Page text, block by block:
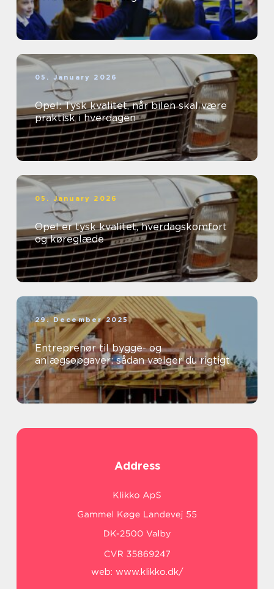
05. January 2026
Opel: Tysk kvalitet, når bilen skal være
praktisk i hverdagen
05. January 2026
Opel er tysk kvalitet, hverdagskomfort
og køreglæde
29. December 2025
Entreprenør til bygge- og
anlægsopgaver: sådan vælger du rigtigt
Address
web: www.klikko.dk/